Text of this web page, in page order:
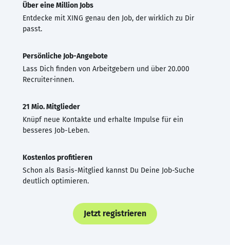
Über eine Million Jobs
Entdecke mit XING genau den Job, der wirklich zu Dir
passt.
Persönliche Job-Angebote
Lass Dich finden von Arbeitgebern und über 20.000
Recruiter·innen.
21 Mio. Mitglieder
Knüpf neue Kontakte und erhalte Impulse für ein
besseres Job-Leben.
Kostenlos profitieren
Schon als Basis-Mitglied kannst Du Deine Job-Suche
deutlich optimieren.
Jetzt registrieren